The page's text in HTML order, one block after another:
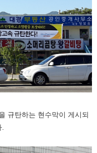
규탄하는 현수막이 게시되